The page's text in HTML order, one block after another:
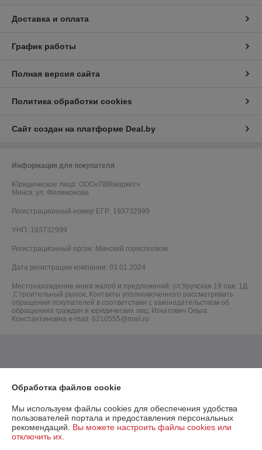
Доставка и оплата
График работы
Полная версия сайта
Политика обработки cookies
Сайт создан на платформе Deal.by
Информация для покупателя
Юридическое лицо: OOO«ПВХмаркет»
Минск, ул. Филимонова
Регистрационный номер ЕГР: 193732999
УНП: 193732999
Регистрационный орган: Минский горисполком
Дата регистрации компании: 03.01.2024
Местонахождение книги жалоб и предложений: ул.Уручская 19 пав. 1Д
,Строительный рынок, Контакты уполномоченного рассматривать
обращения покупателей в соответствии с законодательством об
обращениях граждан и юридических лиц: Игнатович Ольга
Константиновна e-mail: 6210555@mail.ru
Обработка файлов cookie
Мы используем файлы cookies для обеспечения удобства
пользователей портала и предоставления персональных
рекомендаций. Вы можете настроить файлы cookies или
отключить их.